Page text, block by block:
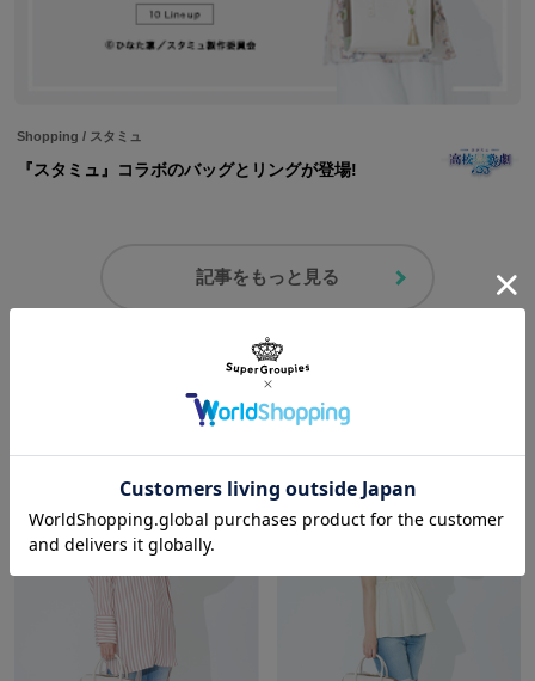
Shopping / スタミュ
『スタミュ』コラボのバッグとリングが登場!
記事をもっと見る
コーディネートを見る